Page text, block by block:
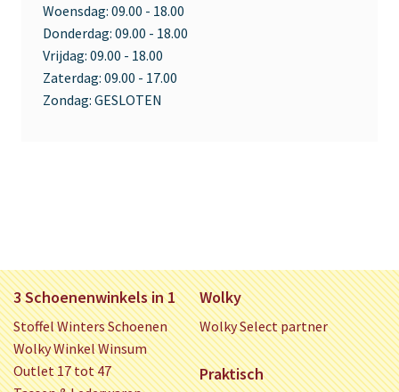
Woensdag: 09.00 - 18.00
Donderdag: 09.00 - 18.00
Vrijdag: 09.00 - 18.00
Zaterdag: 09.00 - 17.00
Zondag: GESLOTEN
3 Schoenenwinkels in 1
Stoffel Winters Schoenen
Wolky Winkel Winsum
Outlet 17 tot 47
Wolky
Wolky Select partner
Praktisch